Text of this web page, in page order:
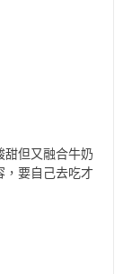
甜但又融合牛奶
，要自己去吃才